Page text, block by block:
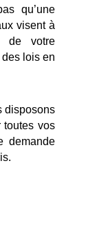
qu’une
visent à
de votre
lois en
disposons
toutes vos
demande